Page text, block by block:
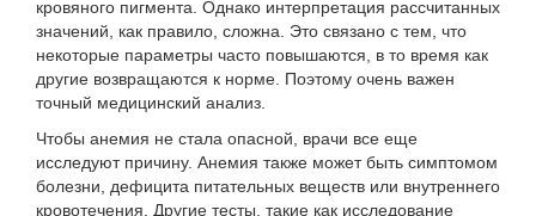
кровяного пигмента. Однако интерпретация рассчитанных
значений, как правило, сложна. Это связано с тем, что
некоторые параметры часто повышаются, в то время как
другие возвращаются к норме. Поэтому очень важен
точный медицинский анализ.
Чтобы анемия не стала опасной, врачи все еще
исследуют причину. Анемия также может быть симптомом
болезни, дефицита питательных веществ или внутреннего
кровотечения. Другие тесты, такие как исследование